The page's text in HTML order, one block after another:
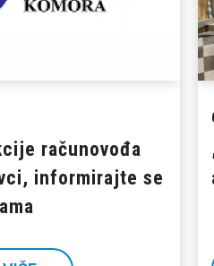
računovođa
informirajte se